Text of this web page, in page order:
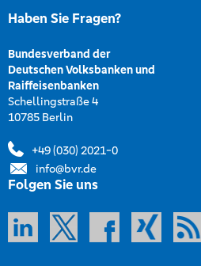
Haben Sie Fragen?
Bundesverband der
Deutschen Volksbanken und
Raiffeisenbanken
Schellingstraße 4
10785 Berlin
+49 (030) 2021-0
info@bvr.de
Folgen Sie uns